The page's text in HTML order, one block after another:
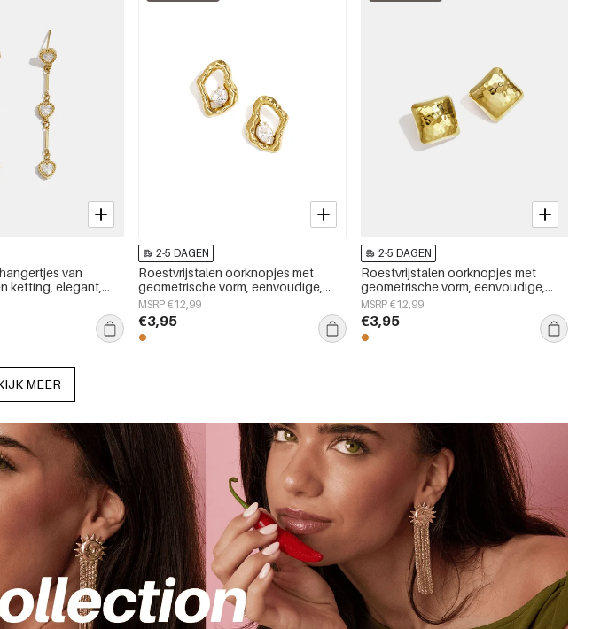
van
ketting, elegant,
en
serie
2-5 DAGEN
Roestvrijstalen oorknopjes met
geometrische vorm, eenvoudige,
alledaagse serie, damessieraden
MSRP €12,99
€3,95
2-5 DAGEN
Roestvrijstalen oorknopjes met
geometrische vorm, eenvoudige,
alledaagse serie, damessieraden
MSRP €12,99
€3,95
MEER